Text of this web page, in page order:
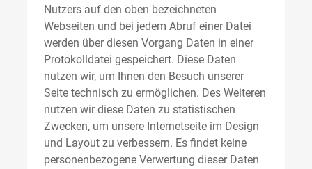
Nutzers auf den oben bezeichneten
Webseiten und bei jedem Abruf einer Datei
werden über diesen Vorgang Daten in einer
Protokolldatei gespeichert. Diese Daten
nutzen wir, um Ihnen den Besuch unserer
Seite technisch zu ermöglichen. Des Weiteren
nutzen wir diese Daten zu statistischen
Zwecken, um unsere Internetseite im Design
und Layout zu verbessern. Es findet keine
personenbezogene Verwertung dieser Daten